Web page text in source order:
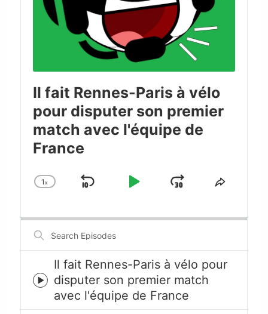
Il fait Rennes-Paris à vélo
pour disputer son premier
match avec l'équipe de
France
Change
1x
Skip
Play
JumpShare
Search
Episodes
Episode
play
icon
Il fait Rennes-Paris à vélo pour
disputer son premier match
avec l'équipe de France